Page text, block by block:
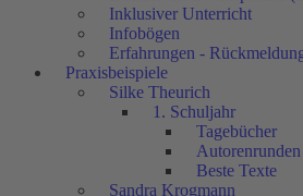
Inklusiver Unterricht
Infobögen
Erfahrungen -
Praxisbeispiele
Silke Theurich
1. Schuljahr
Tagebücher
Autorenrunden
Beste Texte
Sandra Krogmann